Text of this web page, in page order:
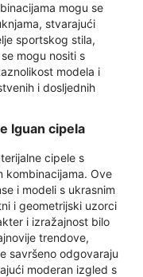
mogu se
stvarajući
sportskog stila,
mogu nositi s
modela i
i dosljednih
Iguan cipela
cipele s
kombinacijama. Ove
i modeli s ukrasnim
i geometrijski uzorci
i izražajnost bilo
trendove,
savršeno odgovaraju
moderan izgled s